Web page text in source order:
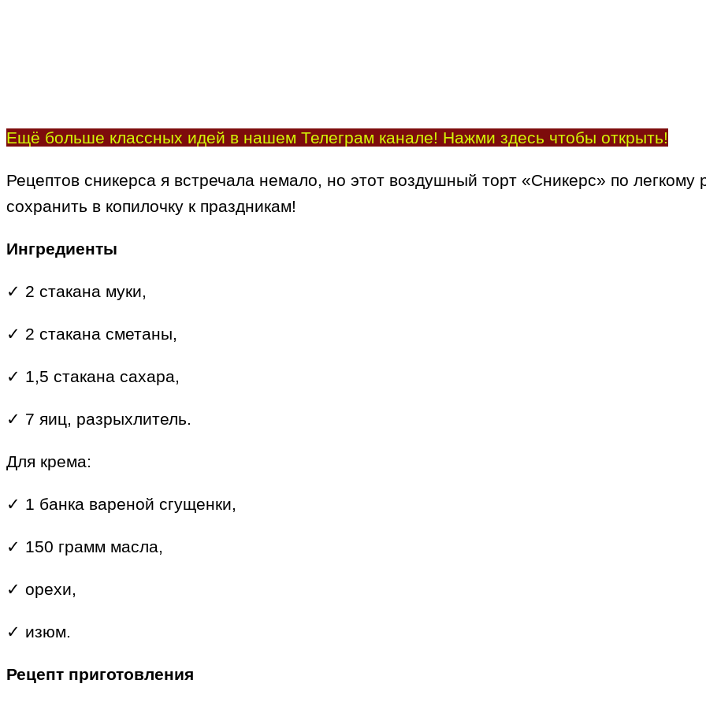
Ещё больше классных идей в нашем Телеграм канале! Нажми здесь чтобы открыть!
Рецептов сникерса я встречала немало, но этот воздушный торт «Сникерс» по легкому
сохранить в копилочку к праздникам!
Ингредиенты
✓ 2 стакана муки,
✓ 2 стакана сметаны,
✓ 1,5 стакана сахара,
✓ 7 яиц, разрыхлитель.
Для крема:
✓ 1 банка вареной сгущенки,
✓ 150 грамм масла,
✓ орехи,
✓ изюм.
Рецепт приготовления